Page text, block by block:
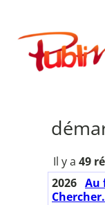
contenu
Publimath
Il y a 49
2026 Au
Chercher.